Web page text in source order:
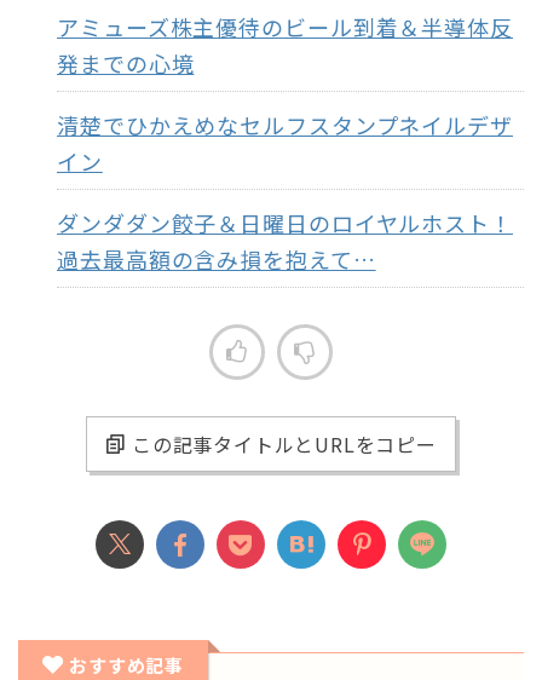
アミューズ株主優待のビール到着＆半導体反
発までの心境
清楚でひかえめなセルフスタンプネイルデザ
イン
ダンダダン餃子＆日曜日のロイヤルホスト！
過去最高額の含み損を抱えて…
この記事タイトルとURLをコピー
おすすめ記事